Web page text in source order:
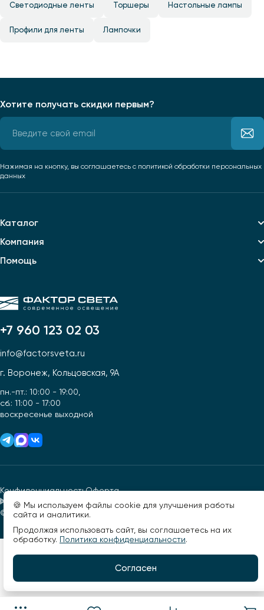
Светодиодные ленты Торшеры Настольные лампы
Профили для ленты Лампочки
+7 960 123 02 03
info@factorsveta.ru
г. Воронеж, Кольцовская, 9А
пн.-пт.: 10:00 - 19:00,
сб.: 11:00 - 17:00
воскресенье выходной
Каталог
Компания
Помощь
Хотите получать скидки первым?
Нажимая на кнопку, вы соглашаетесь с политикой обработки персональных
данных
© 2026, Фактор света. Все права защищены.
КонфиденциальностьОферта
🍪 Мы используем файлы cookie для улучшения работы
сайта и аналитики.
Продолжая использовать сайт, вы соглашаетесь на их
обработку. Политика конфиденциальности.
Согласен